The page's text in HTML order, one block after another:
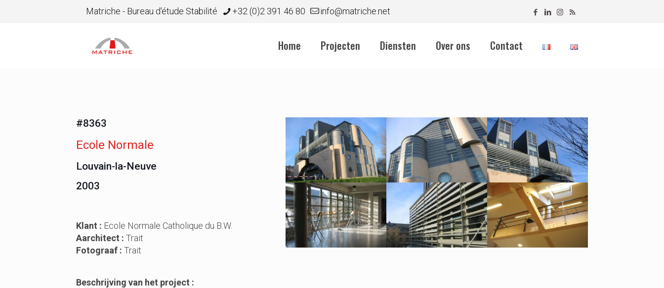
Matriche - Bureau d'étude Stabilité +32 (0)2 391 46 80 info@matriche.net
Home Projecten Diensten Over ons Contact
#8363
Ecole Normale
Louvain-la-Neuve
2003
Klant : Ecole Normale Catholique du B.W.
Aarchitect : Trait
Fotograaf : Trait
Beschrijving van het project :